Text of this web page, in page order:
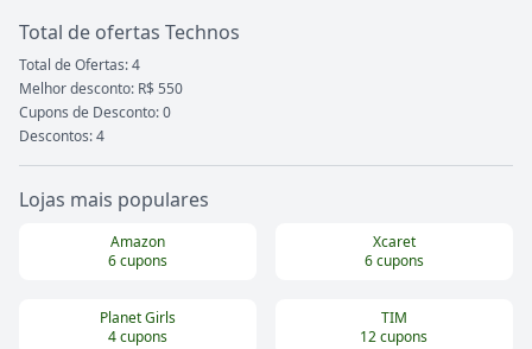
Total de ofertas Technos
Total de Ofertas:4
Melhor desconto: R$ 550
Cupons de Desconto:0
Descontos:4
Lojas mais populares
Amazon
6cupons
Xcaret
6cupons
Planet Girls
4cupons
TIM
12cupons